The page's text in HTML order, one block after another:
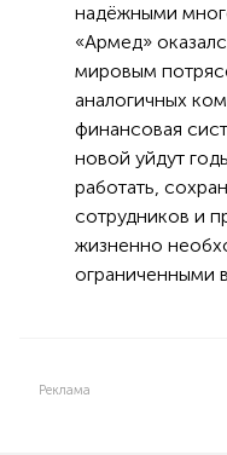
надёжными
«Армед»
мировым
аналогичных
финансовая
новой уйдут
работать,
сотрудников и
жизненно
ограниченными
Реклама